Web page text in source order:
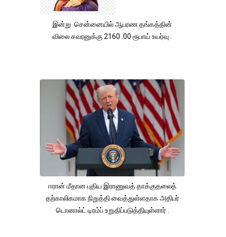
இன்று சென்னையில் ஆபரண தங்கத்தின்
விலை சவரனுக்கு 2160 .00 ரூபாய் உயர்வு .
ஈரான் மீதான புதிய இராணுவத் தாக்குதலைத்
தற்காலிகமாக நிறுத்தி வைத்துள்ளதாக அதிபர்
டொனால்ட் டிரம்ப் உறுதிப்படுத்தியுள்ளார் .